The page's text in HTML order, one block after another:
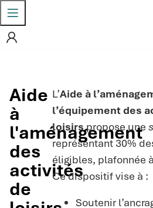
Aide
à
l'aménagement
des
activités
de
L’Aide à
l’équipement des
loisirspropose une
représentant 30%
éligibles, plafonnée
Ce dispositif vise à :
Soutenir